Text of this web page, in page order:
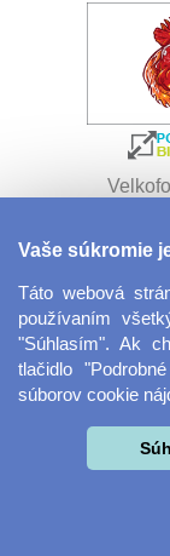
Kovový
Vaše súkromie
Táto webová
používaním
"Súhlasím". Ak
tlačidlo
súborov cookie